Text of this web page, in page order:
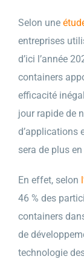
Selon une
entreprises
d’ici l’année
containers
efficacité
jour rapide de
d’applications
sera de plus
En effet, selon
46 % des
containers
de
technologie